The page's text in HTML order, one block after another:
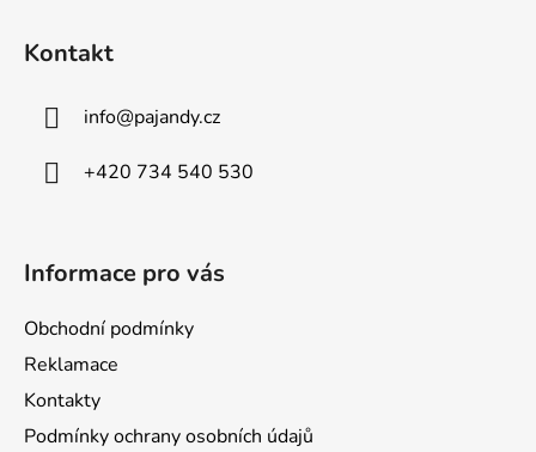
Kontakt
info@pajandy.cz
+420 734 540 530
Informace pro vás
Obchodní podmínky
Reklamace
Kontakty
Podmínky ochrany osobních údajů